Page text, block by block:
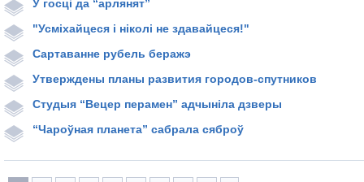
У госці да “арлянят”
"Усміхайцеся і ніколі не здавайцеся!"
Сартаванне рубель беражэ
Утверждены планы развития городов-спутников
Студыя “Вецер перамен” адчыніла дзверы
“Чароўная планета” сабрала сяброў